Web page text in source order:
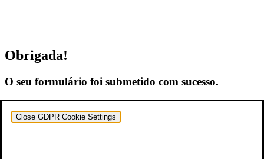
Obrigada!
O seu formulário foi submetido com sucesso.
Close GDPR Cookie Settings